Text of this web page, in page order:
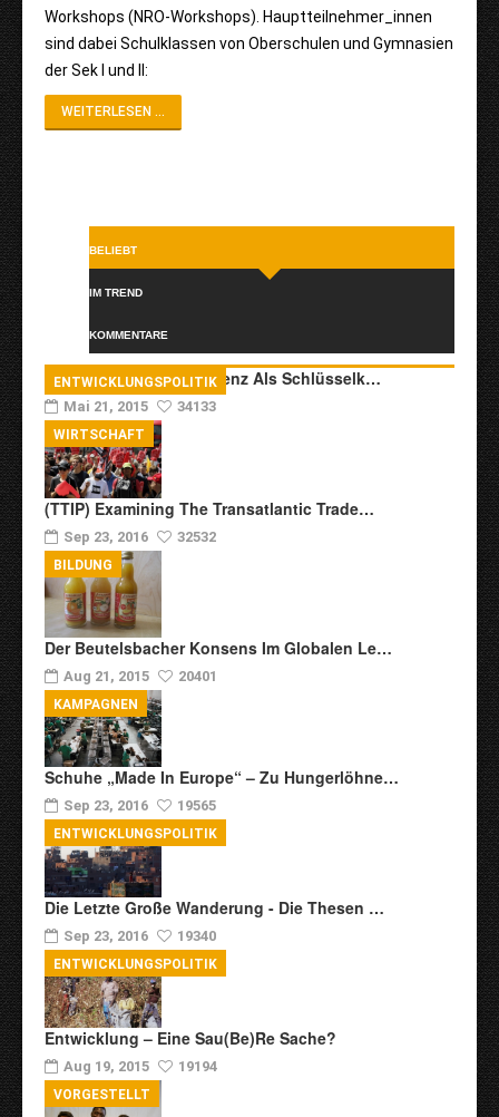
Workshops (NRO-Workshops). Hauptteilnehmer_innen
sind dabei Schulklassen von Oberschulen und Gymnasien
der Sek I und II:
WEITERLESEN ...
BELIEBT
IM TREND
KOMMENTARE
Transkulturelle Kompetenz Als Schlüsselk…
Mai 21, 2015 34133
ENTWICKLUNGSPOLITIK
(TTIP) Examining The Transatlantic Trade…
Sep 23, 2016 32532
WIRTSCHAFT
Der Beutelsbacher Konsens Im Globalen Le…
Aug 21, 2015 20401
BILDUNG
Schuhe „Made In Europe“ – Zu Hungerlöhne…
Sep 23, 2016 19565
KAMPAGNEN
Die Letzte Große Wanderung - Die Thesen …
Sep 23, 2016 19340
ENTWICKLUNGSPOLITIK
Entwicklung – Eine Sau(be)re Sache?
Aug 19, 2015 19194
ENTWICKLUNGSPOLITIK
VORGESTELLT